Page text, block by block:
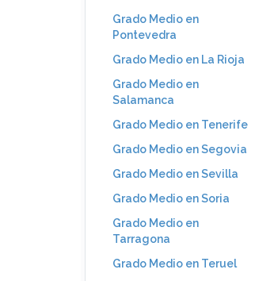
Grado Medio en
Pontevedra
Grado Medio en La Rioja
Grado Medio en
Salamanca
Grado Medio en Tenerife
Grado Medio en Segovia
Grado Medio en Sevilla
Grado Medio en Soria
Grado Medio en
Tarragona
Grado Medio en Teruel